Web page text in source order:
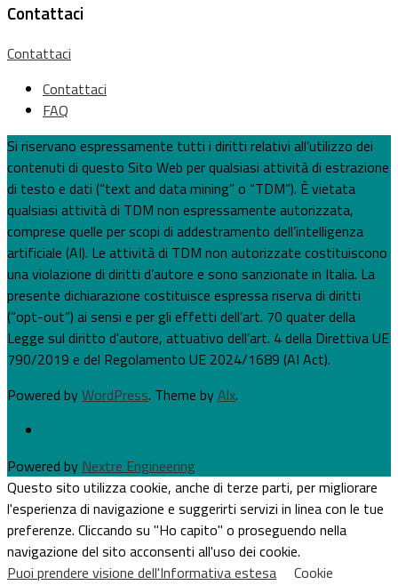
Contattaci
Contattaci
Contattaci
FAQ
Si riservano espressamente tutti i diritti relativi all’utilizzo dei
contenuti di questo Sito Web per qualsiasi attività di estrazione
di testo e dati (“text and data mining” o “TDM”). È vietata
qualsiasi attività di TDM non espressamente autorizzata,
comprese quelle per scopi di addestramento dell’intelligenza
artificiale (AI). Le attività di TDM non autorizzate costituiscono
una violazione di diritti d’autore e sono sanzionate in Italia. La
presente dichiarazione costituisce espressa riserva di diritti
(“opt-out”) ai sensi e per gli effetti dell’art. 70 quater della
Legge sul diritto d'autore, attuativo dell’art. 4 della Direttiva UE
790/2019 e del Regolamento UE 2024/1689 (AI Act).
Powered byWordPress. Theme byAlx.
Powered by Nextre Engineering
Questo sito utilizza cookie, anche di terze parti, per migliorare
l'esperienza di navigazione e suggerirti servizi in linea con le tue
preferenze. Cliccando su "Ho capito" o proseguendo nella
navigazione del sito acconsenti all'uso dei cookie.
Puoi prendere visione dell'Informativa estesa
Cookie